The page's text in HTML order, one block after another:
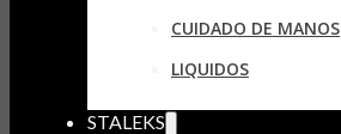
CUIDADO DE MANOS
LIQUIDOS
STALEKS